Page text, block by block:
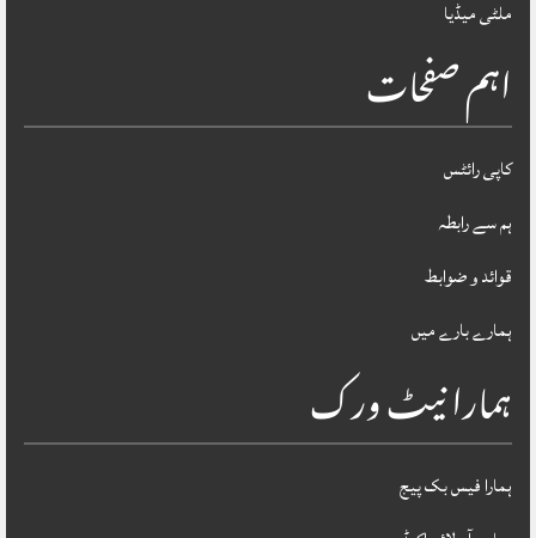
ملٹی میڈیا
اہم صفحات
کاپی رائٹس
ہم سے رابطہ
قوائد و ضوابط
ہمارے بارے میں
ہمارا نیٹ ورک
ہمارا فیس بک پیج